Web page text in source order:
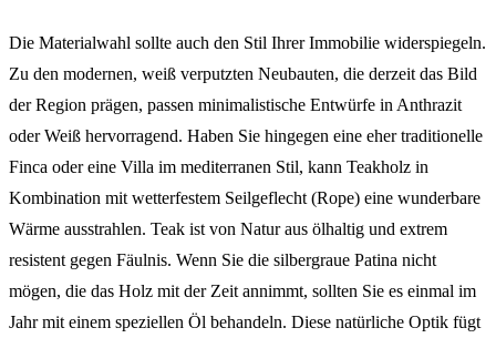
Die Materialwahl sollte auch den Stil Ihrer Immobilie widerspiegeln.
Zu den modernen, weiß verputzten Neubauten, die derzeit das Bild
der Region prägen, passen minimalistische Entwürfe in Anthrazit
oder Weiß hervorragend. Haben Sie hingegen eine eher traditionelle
Finca oder eine Villa im mediterranen Stil, kann Teakholz in
Kombination mit wetterfestem Seilgeflecht (Rope) eine wunderbare
Wärme ausstrahlen. Teak ist von Natur aus ölhaltig und extrem
resistent gegen Fäulnis. Wenn Sie die silbergraue Patina nicht
mögen, die das Holz mit der Zeit annimmt, sollten Sie es einmal im
Jahr mit einem speziellen Öl behandeln. Diese natürliche Optik fügt